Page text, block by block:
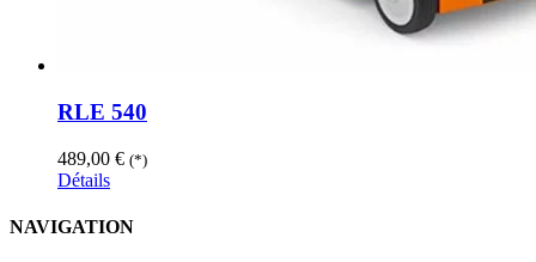
RLE 540
489,00 € (*)
Détails
NAVIGATION